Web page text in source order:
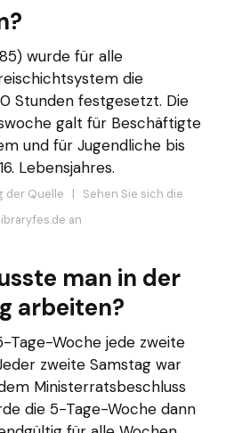
wurde für alle
die
Stunden festgesetzt. Die
galt für Beschäftigte
und für Jugendliche bis
Lebensjahres.
der Quelle | Sehen Sie sich die
an
man in der
arbeiten?
Tage-Woche jede zweite
zweite Samstag war
Ministerratsbeschluss
die 5-Tage-Woche dann